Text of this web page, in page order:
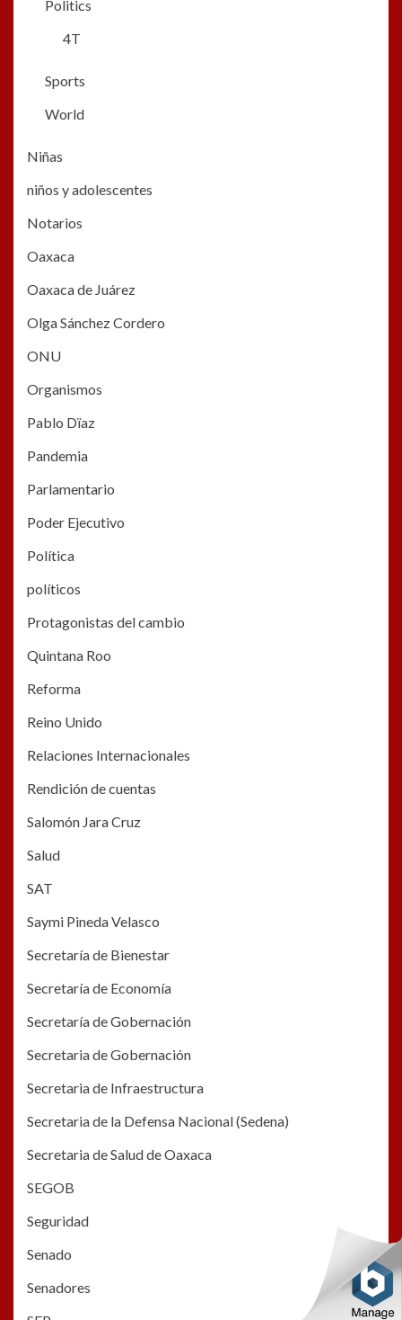
Politics
4T
Sports
World
Niñas
niños y adolescentes
Notarios
Oaxaca
Oaxaca de Juárez
Olga Sánchez Cordero
ONU
Organismos
Pablo Dïaz
Pandemia
Parlamentario
Poder Ejecutivo
Política
políticos
Protagonistas del cambio
Quintana Roo
Reforma
Reino Unido
Relaciones Internacionales
Rendición de cuentas
Salomón Jara Cruz
Salud
SAT
Saymi Pineda Velasco
Secretaría de Bienestar
Secretaría de Economía
Secretaría de Gobernación
Secretaria de Gobernación
Secretaria de Infraestructura
Secretaria de la Defensa Nacional (Sedena)
Secretaria de Salud de Oaxaca
SEGOB
Seguridad
Senado
Senadores